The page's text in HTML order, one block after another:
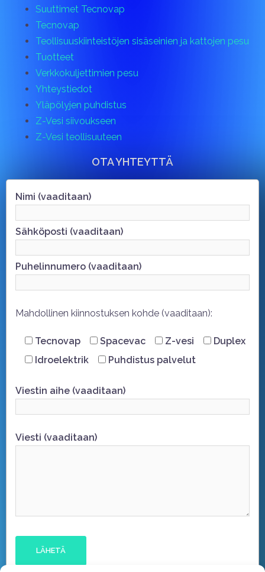
Suuttimet Tecnovap
Tecnovap
Teollisuuskiinteistöjen sisäseinien ja kattojen pesu
Tuotteet
Verkkokuljettimien pesu
Yhteystiedot
Yläpölyjen puhdistus
Z-Vesi siivoukseen
Z-Vesi teollisuuteen
OTA YHTEYTTÄ
Nimi (vaaditaan)
Sähköposti (vaaditaan)
Puhelinnumero (vaaditaan)
Mahdollinen kiinnostuksen kohde (vaaditaan):
Tecnovap Spacevac Z-vesi
Duplex
Idroelektrik
Puhdistus palvelut
Viestin aihe (vaaditaan)
Viesti (vaaditaan)